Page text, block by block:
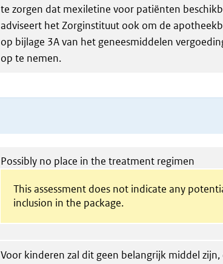
te zorgen dat mexiletine voor patiënten
adviseert het Zorginstituut ook om de
op bijlage 3A van het geneesmiddelen
op te nemen.
Possibly no place in the treatment regimen
This assessment does not indicate any
inclusion in the package.
Voor kinderen zal dit geen belangrijk middel